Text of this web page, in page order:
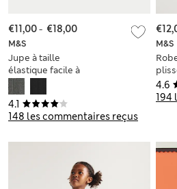
4.1
148 les commentaires reçus
M&S
Jupe à taille
élastique facile à
enfiler, idéale pour
l’école (du 2 au 16
ans)
€11,00- €18,00
4.6
194
M&S
(du